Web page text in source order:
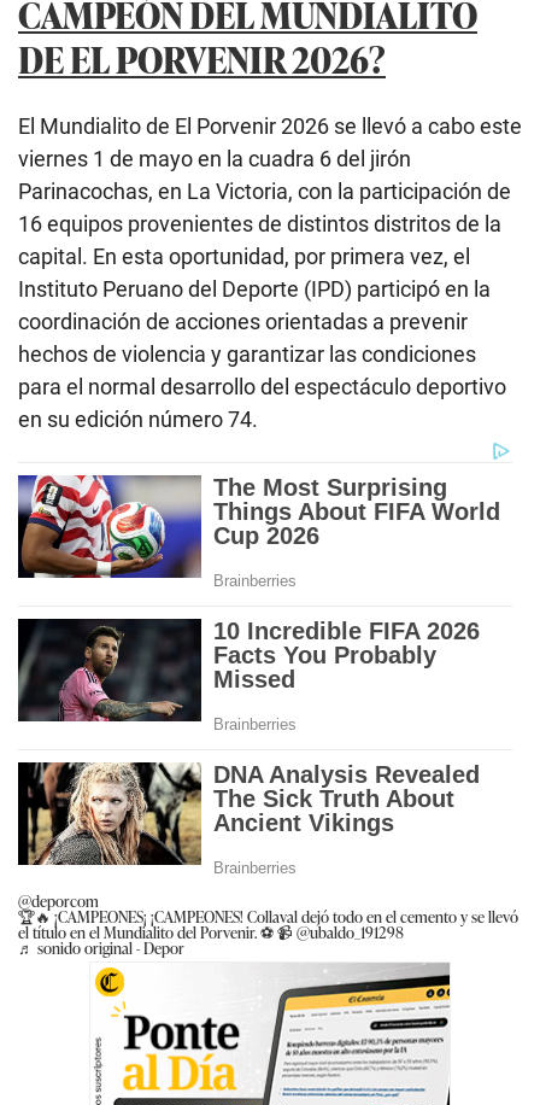
CAMPEÓN DEL MUNDIALITO
DE EL PORVENIR 2026?
El Mundialito de El Porvenir 2026 se llevó a cabo este
viernes 1 de mayo en la cuadra 6 del jirón
Parinacochas, en La Victoria, con la participación de
16 equipos provenientes de distintos distritos de la
capital. En esta oportunidad, por primera vez, el
Instituto Peruano del Deporte (IPD) participó en la
coordinación de acciones orientadas a prevenir
hechos de violencia y garantizar las condiciones
para el normal desarrollo del espectáculo deportivo
en su edición número 74.
@deporcom
🏆🔥 ¡CAMPEONES¡ ¡CAMPEONES! Collaval dejó todo en el cemento y se llevó
el título en el Mundialito del Porvenir. ⚽ 📹 @ubaldo_191298
♬ sonido original - Depor